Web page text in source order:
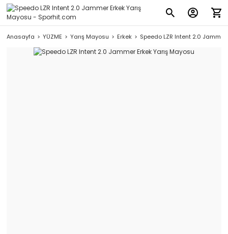
Anasayfa YÜZME Yarış Mayosu Erkek Speedo LZR Intent 2.0 Jammer